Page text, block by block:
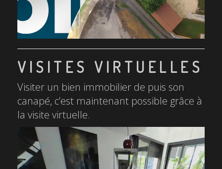
VISITES VIRTUELLES
Visiter un bien immobilier de puis son
canapé, c’est maintenant possible grâce à
la visite virtuelle.